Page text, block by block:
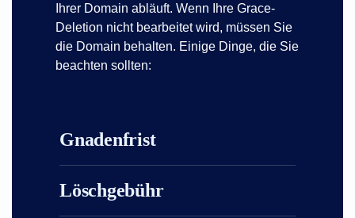
Ihrer Domain abläuft. Wenn Ihre Grace-
Deletion nicht bearbeitet wird, müssen Sie
die Domain behalten. Einige Dinge, die Sie
beachten sollten:
Gnadenfrist
Löschgebühr